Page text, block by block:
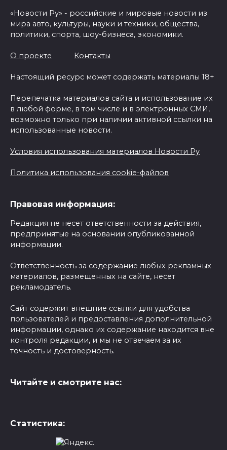
«Новости Ру» - российские и мировые новости из
мира авто, культуры, науки и техники, общества,
политики, спорта, шоу-бизнеса, экономики.
О проекте Контакты
Настоящий ресурс может содержать материалы 18+
Перепечатка материалов сайта и использование их
в любой форме, в том числе и в электронных СМИ,
возможно только при наличии активной ссылки на
использованные новости.
Условия использования материалов Новости Ру
Политика использования cookie-файлов
Правовая информация:
Редакция не несет ответственности за действия,
предпринятые на основании опубликованной
информации.
Ответственность за содержание любых рекламных
материалов, размещенных на сайте, несет
рекламодатель.
Сайт содержит внешние ссылки для удобства
пользователей и предоставления дополнительной
информации, однако их содержание находится вне
контроля редакции, и мы не отвечаем за их
точность и достоверность.
Читайте и смотрите нас:
Статистика: